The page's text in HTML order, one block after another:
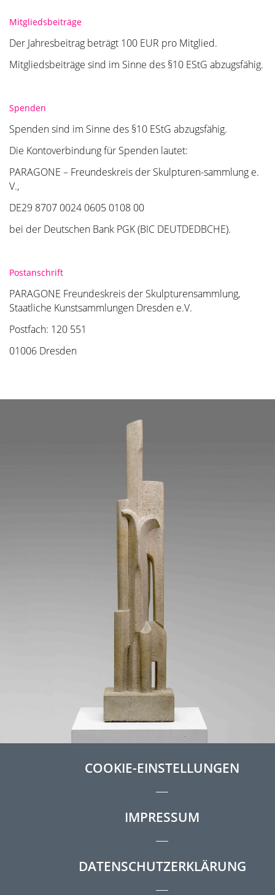
Mitgliedsbeiträge
Der Jahresbeitrag beträgt 100 EUR pro Mitglied.
Mitgliedsbeiträge sind im Sinne des §10 EStG abzugsfähig.
Spenden
Spenden sind im Sinne des §10 EStG abzugsfähig.
Die Kontoverbindung für Spenden lautet:
PARAGONE – Freundeskreis der Skulpturen-sammlung e.
V.,
DE29 8707 0024 0605 0108 00
bei der Deutschen Bank PGK (BIC DEUTDEDBCHE).
Postanschrift
PARAGONE Freundeskreis der Skulpturensammlung,
Staatliche Kunstsammlungen Dresden e.V.
Postfach: 120 551
01006 Dresden
COOKIE-EINSTELLUNGEN
IMPRESSUM
DATENSCHUTZERKLÄRUNG